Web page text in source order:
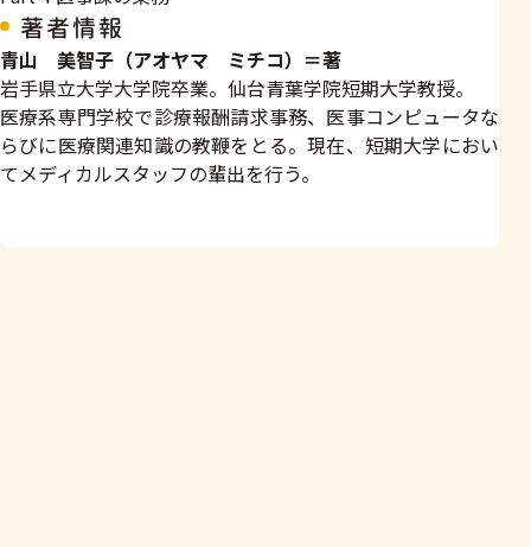
著者情報
青山 美智子（アオヤマ ミチコ）＝著
岩手県立大学大学院卒業。仙台青葉学院短期大学教授。
医療系専門学校で診療報酬請求事務、医事コンピュータな
らびに医療関連知識の教鞭をとる。現在、短期大学におい
てメディカルスタッフの輩出を行う。